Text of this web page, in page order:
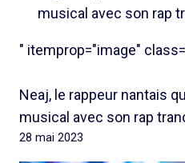
musical avec son rap
" itemprop="image"
Neaj, le rappeur nantais
musical avec son rap
28 mai 2023